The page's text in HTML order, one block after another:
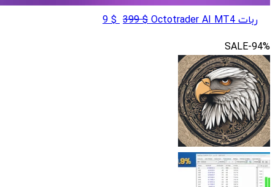
ربات Octotrader AI MT4 $
399
قیمت
$
9 قیمت
SALE-94%